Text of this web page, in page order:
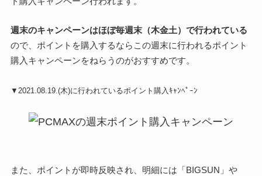
週末のキャンペーンはほぼ毎週末（木金土）で行われている
ので、ポイントを購入するならこの週末に行われるポイント
購入キャンペーンをねらうのがおすすめです。
▼2021.08.19.(木)に行われているポイント購入ｷｬﾝﾍﾟｰﾝ
また、ポイントが即時反映され、明細には「BIGSUN」や